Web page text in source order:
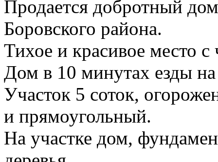
Продается добротный
Боровского района.
Тихое и красивое место
Дом в 10 минутах езды на
Участок 5 соток,
и прямоугольный.
На участке дом,